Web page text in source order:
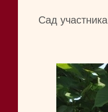
Сад участника